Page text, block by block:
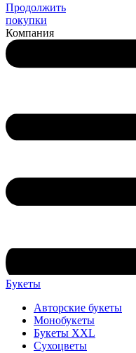
Продолжить
покупки
Компания
Букеты
Авторские букеты
Монобукеты
Букеты XXL
Сухоцветы